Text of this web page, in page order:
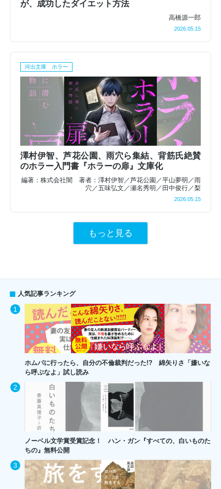
が、成功したダイエット方法
高橋源一郎
2026.05.15
河出文庫 ホラー
澤村伊智、芦花公園、雨穴ら集結、背筋氏絶賛
のホラー入門書『ホラーの扉』文庫化
編著：株式会社闇 著者：澤村伊智／芦花公園／平山夢明／雨
穴／五味弘文／瀬名秀明／田中俊行／梨
2026.05.15
もっと見る
人気記事ランキング
ホムパに行ったら、自分の不倫裁判だった!? 綿矢りさ「嫌いな
ら呼ぶなよ」試し読み
ノーベル文学賞受賞記念！ ハン・ガン『すべての、白いものた
ちの』無料公開